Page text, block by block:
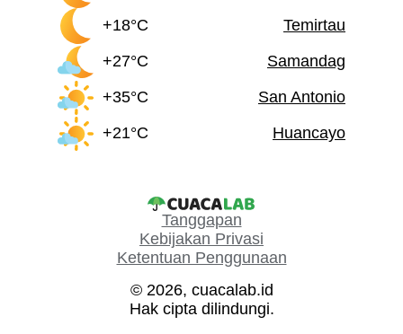
+18°C
Temirtau
+27°C
Samandag
+35°C
San Antonio
+21°C
Huancayo
Tanggapan
Kebijakan Privasi
Ketentuan Penggunaan
© 2026, cuacalab.id
Hak cipta dilindungi.